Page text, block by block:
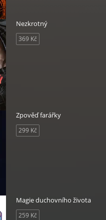
Nezkrotný
369 Kč
Zpověď farářky
299 Kč
Magie duchovního života
259 Kč